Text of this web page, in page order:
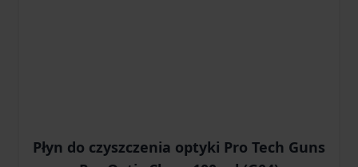
Płyn do czyszczenia optyki Pro Tech Guns